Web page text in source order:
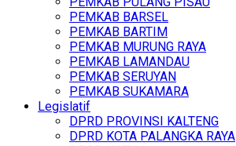
PEMKAB BARSEL
PEMKAB BARTIM
PEMKAB MURUNG RAYA
PEMKAB LAMANDAU
PEMKAB SERUYAN
PEMKAB SUKAMARA
Legislatif
DPRD PROVINSI KALTENG
DPRD KOTA PALANGKA RAYA